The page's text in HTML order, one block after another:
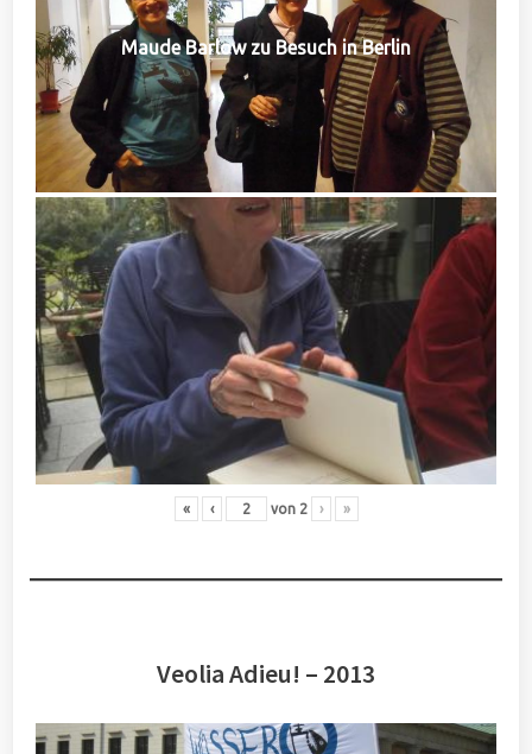
Maude Barlow zu Besuch in Berlin
« ‹ von 2 › »
Veolia Adieu! – 2013